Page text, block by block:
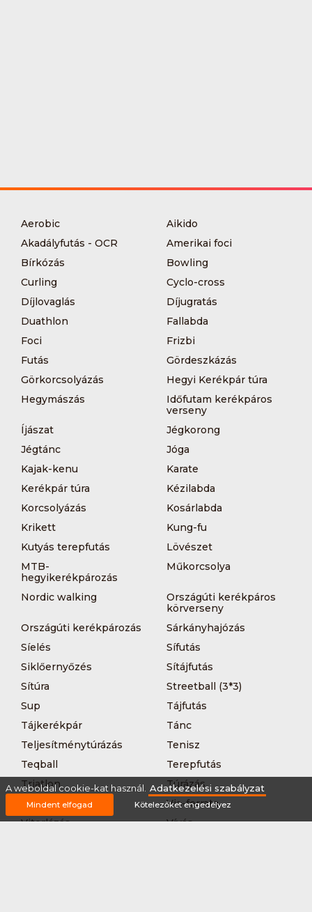
Aerobic
Aikido
Akadályfutás - OCR
Amerikai foci
Bírkózás
Bowling
Curling
Cyclo-cross
Díjlovaglás
Díjugratás
Duathlon
Fallabda
Foci
Frizbi
Futás
Gördeszkázás
Görkorcsolyázás
Hegyi Kerékpár túra
Hegymászás
Időfutam kerékpáros
verseny
Íjászat
Jégkorong
Jégtánc
Jóga
Kajak-kenu
Karate
Kerékpár túra
Kézilabda
Korcsolyázás
Kosárlabda
Krikett
Kung-fu
Kutyás terepfutás
Lövészet
MTB-
hegyikerékpározás
Műkorcsolya
Nordic walking
Országúti kerékpáros
körverseny
Országúti kerékpározás
Sárkányhajózás
Síelés
Sífutás
Siklőernyőzés
Sítájfutás
Sítúra
Streetball (3*3)
Sup
Tájfutás
Tájkerékpár
Tánc
Teljesítménytúrázás
Tenisz
Teqball
Terepfutás
Triatlon
Túrázás
Úszás
Via-ferrata
Vitorlázás
Vívás
A weboldal cookie-kat használ. Adatkezelési szabályzat
Mindent elfogad Kötelezőket engedélyez